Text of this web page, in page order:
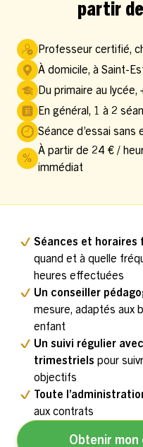
partir
Professeur certifié,
À domicile, à Saint-
Du primaire au
En général, 1 à 2
Séance d’essai sans
À partir de 24 € /
immédiat
Séances et horaires
quand et à quelle
heures effectuées
Un conseiller
mesure, adaptés aux
enfant
Un suivi régulier
trimestriels pour
objectifs
Toute
aux contrats
Obtenir mon